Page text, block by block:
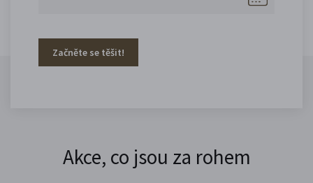
Začněte se těšit!
Akce, co jsou za rohem